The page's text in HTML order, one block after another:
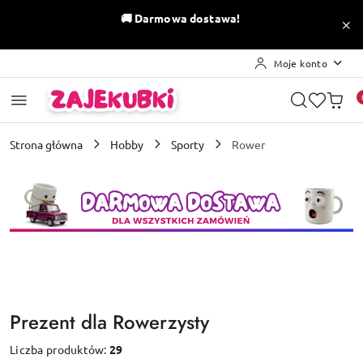
Przejdź do treści głównej
Przejdź do wyszukiwarki
Przejdź do moje konto
Przejdź do menu głównego
Przejdź do stopki
🚚 Darmowa dostawa!
Moje konto
Strona główna Hobby Sporty Rower
Prezent dla Rowerzysty
Liczba produktów:29